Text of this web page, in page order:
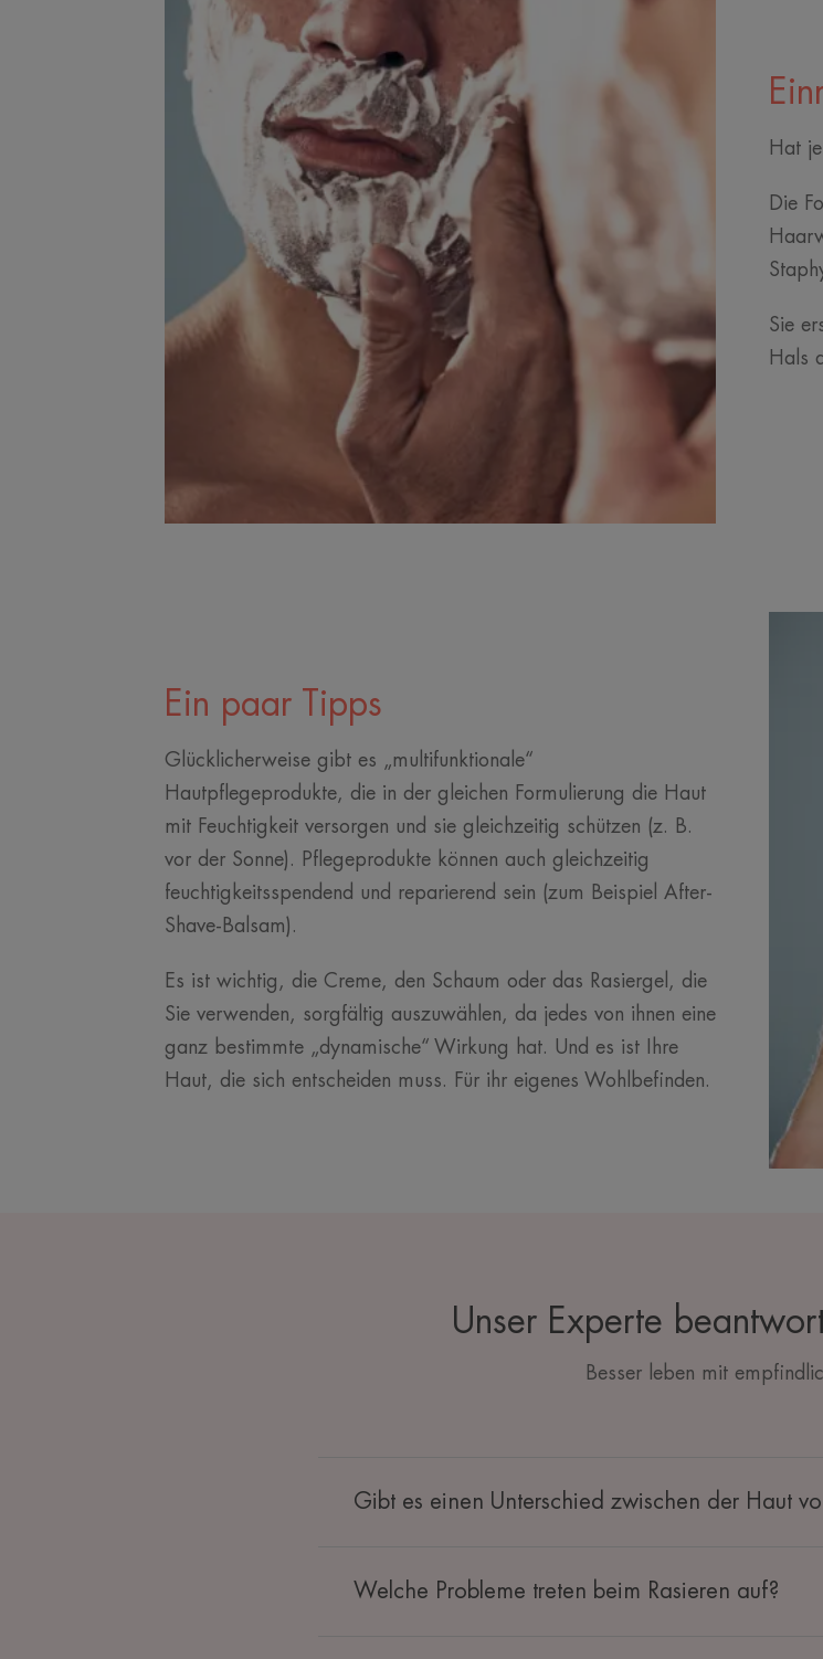
Hat
Die
Sie
Hals
Ein paar Tipps
Glücklicherweise gibt es „multifunktionale“
Hautpflegeprodukte, die in der gleichen Formulierung die Haut
mit Feuchtigkeit versorgen und sie gleichzeitig schützen (z. B.
vor der Sonne). Pflegeprodukte können auch gleichzeitig
feuchtigkeitsspendend und reparierend sein (zum Beispiel After-
Shave-Balsam).
Es ist wichtig, die Creme, den Schaum oder das Rasiergel, die
Sie verwenden, sorgfältig auszuwählen, da jedes von ihnen eine
ganz bestimmte „dynamische“ Wirkung hat. Und es ist Ihre
Haut, die sich entscheiden muss. Für ihr eigenes Wohlbefinden.
Unser Experte
Besser leben mit
Gibt es einen Unterschied zwischen der Haut
Welche Probleme treten beim Rasieren auf?